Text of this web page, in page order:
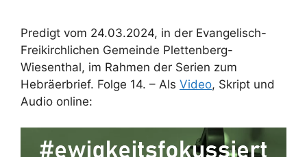
Predigt vom 24.03.2024, in der Evangelisch-
Freikirchlichen Gemeinde Plettenberg-
Wiesenthal, im Rahmen der Serien zum
Hebräerbrief. Folge 14. – Als Video, Skript und
Audio online: